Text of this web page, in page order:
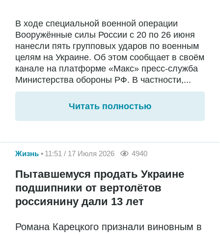
В ходе специальной военной операции
Вооружённые силы России с 20 по 26 июня
нанесли пять групповых ударов по военным
целям на Украине. Об этом сообщает в своём
канале на платформе «Макс» пресс-служба
Министерства обороны РФ. В частности,...
Читать полностью
Жизнь 11:51 / 17 Июля 2026 4940
Пытавшемуся продать Украине
подшипники от вертолётов
россиянину дали 13 лет
Романа Карецкого признали виновным в